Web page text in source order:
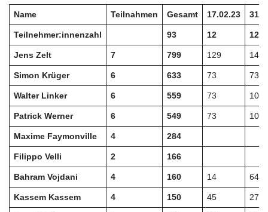
Name Teilnahmen Gesamt 17.02.23
Teilnehmer:innenzahl 93 12 12
Jens Zelt 7 799 129 145
Simon Krüger 6 633 73 73
Walter Linker 6 559 73 109
Patrick Werner 6 549 73 109
Maxime Faymonville 4 284
Filippo Velli 2 166
Bahram Vojdani 4 160 14 64
Kassem Kassem 4 150 45 27